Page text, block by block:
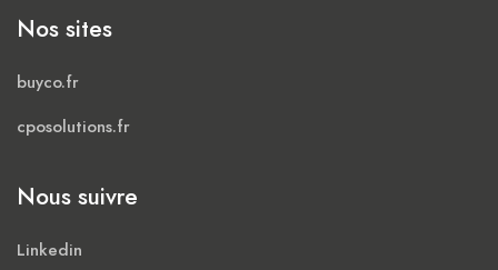
Nos sites
buyco.fr
cposolutions.fr
Nous suivre
Linkedin